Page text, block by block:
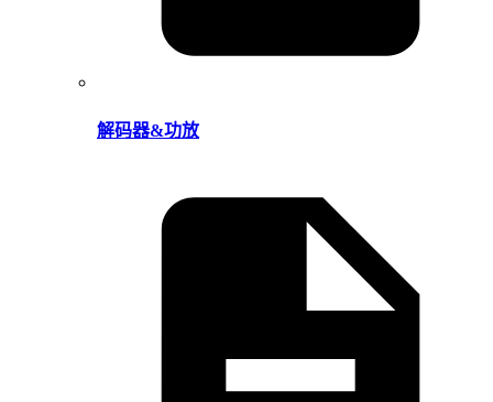
解码器&功放